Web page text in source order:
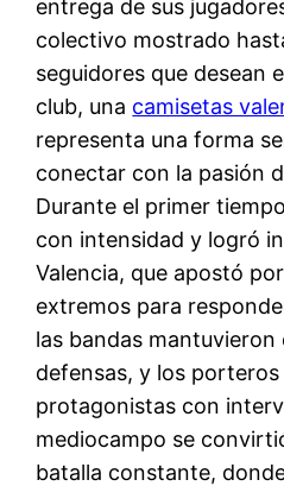
entrega de sus
colectivo mostrado
seguidores que desean
club, una camisetas
representa una forma
conectar con la pasión
Durante el primer
con intensidad y logró
Valencia, que apostó
extremos para
las bandas mantuvieron
defensas, y los
protagonistas con
mediocampo se
batalla constante,